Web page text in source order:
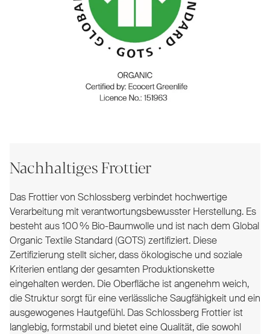
Nachhaltiges Frottier
Das Frottier von Schlossberg verbindet hochwertige
Verarbeitung mit verantwortungsbewusster Herstellung. Es
besteht aus 100 % Bio-Baumwolle und ist nach dem Global
Organic Textile Standard (GOTS) zertifiziert. Diese
Zertifizierung stellt sicher, dass ökologische und soziale
Kriterien entlang der gesamten Produktionskette
eingehalten werden. Die Oberfläche ist angenehm weich,
die Struktur sorgt für eine verlässliche Saugfähigkeit und ein
ausgewogenes Hautgefühl. Das Schlossberg Frottier ist
langlebig, formstabil und bietet eine Qualität, die sowohl